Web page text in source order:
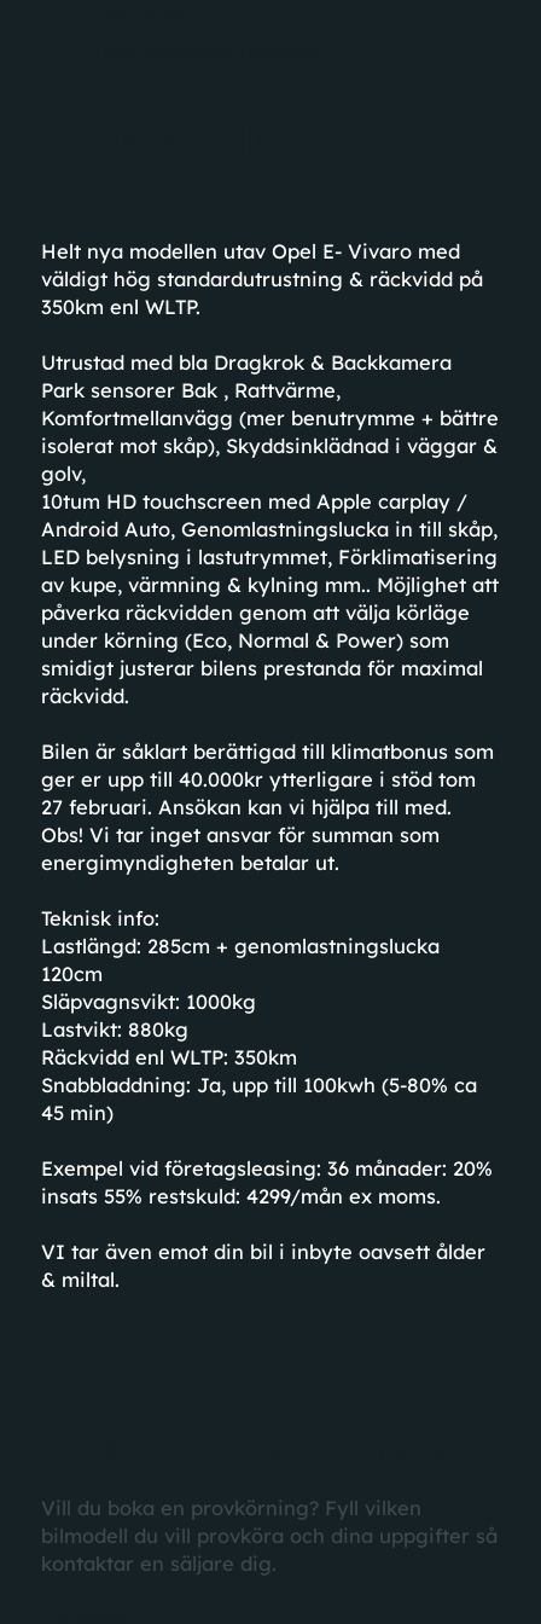
Helt nya modellen utav Opel E- Vivaro med
väldigt hög standardutrustning & räckvidd på
350km enl WLTP.
Utrustad med bla Dragkrok & Backkamera
Park sensorer Bak , Rattvärme,
Komfortmellanvägg (mer benutrymme + bättre
isolerat mot skåp), Skyddsinklädnad i väggar &
golv,
10tum HD touchscreen med Apple carplay /
Android Auto, Genomlastningslucka in till skåp,
LED belysning i lastutrymmet, Förklimatisering
av kupe, värmning & kylning mm.. Möjlighet att
påverka räckvidden genom att välja körläge
under körning (Eco, Normal & Power) som
smidigt justerar bilens prestanda för maximal
räckvidd.
Bilen är såklart berättigad till klimatbonus som
ger er upp till 40.000kr ytterligare i stöd tom
27 februari. Ansökan kan vi hjälpa till med.
Obs! Vi tar inget ansvar för summan som
energimyndigheten betalar ut.
Teknisk info:
Lastlängd: 285cm + genomlastningslucka
120cm
Släpvagnsvikt: 1000kg
Lastvikt: 880kg
Räckvidd enl WLTP: 350km
Snabbladdning: Ja, upp till 100kwh (5-80% ca
45 min)
Exempel vid företagsleasing: 36 månader: 20%
insats 55% restskuld: 4299/mån ex moms.
VI tar även emot din bil i inbyte oavsett ålder
& miltal.
Vill du boka en provkörning? Fyll vilken
bilmodell du vill provköra och dina uppgifter så
kontaktar en säljare dig.